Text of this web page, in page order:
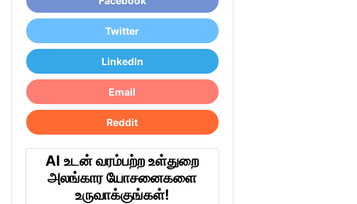
Twitter
LinkedIn
Email
Reddit
AI உடன் வரம்பற்ற உள்துறை
அலங்கார யோசனைகளை
உருவாக்குங்கள்!